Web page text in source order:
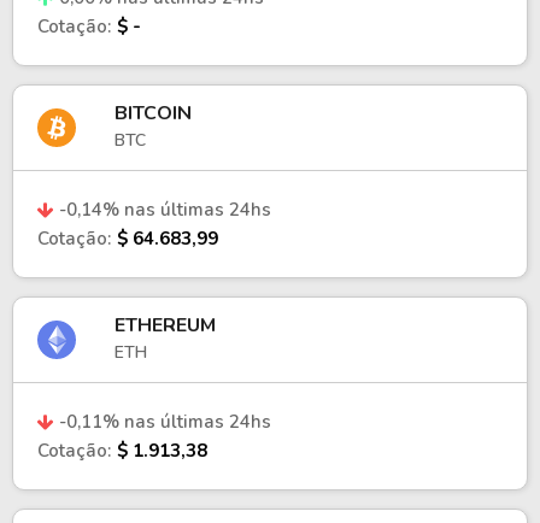
Cotação: $ -
BITCOIN
BTC
-0,14% nas últimas 24hs
Cotação: $ 64.683,99
ETHEREUM
ETH
-0,11% nas últimas 24hs
Cotação: $ 1.913,38